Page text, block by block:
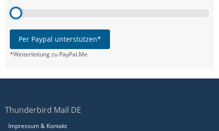
Per Paypal unterstützen*
*Weiterleitung zu PayPal.Me
Thunderbird Mail DE
Impressum & Kontakt